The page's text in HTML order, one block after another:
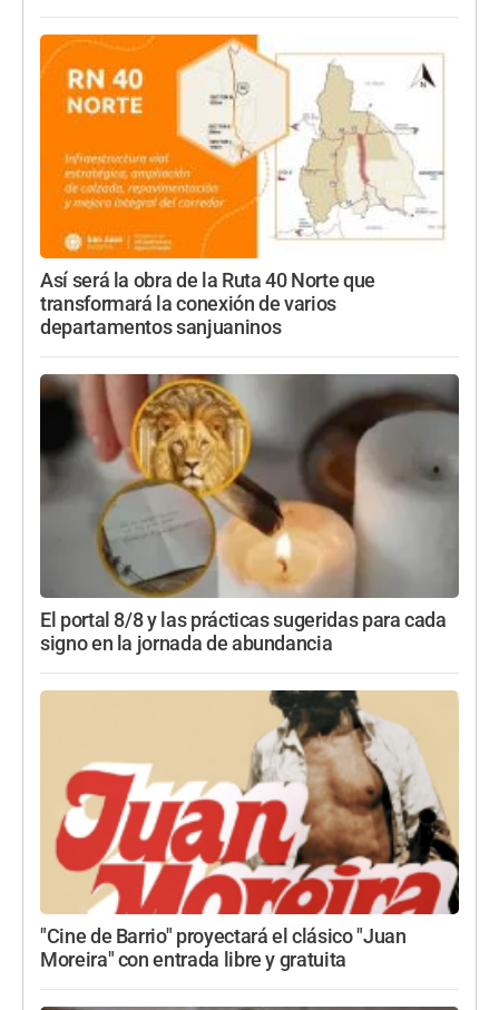
Así será la obra de la Ruta 40 Norte que
transformará la conexión de varios
departamentos sanjuaninos
El portal 8/8 y las prácticas sugeridas para cada
signo en la jornada de abundancia
"Cine de Barrio" proyectará el clásico "Juan
Moreira" con entrada libre y gratuita